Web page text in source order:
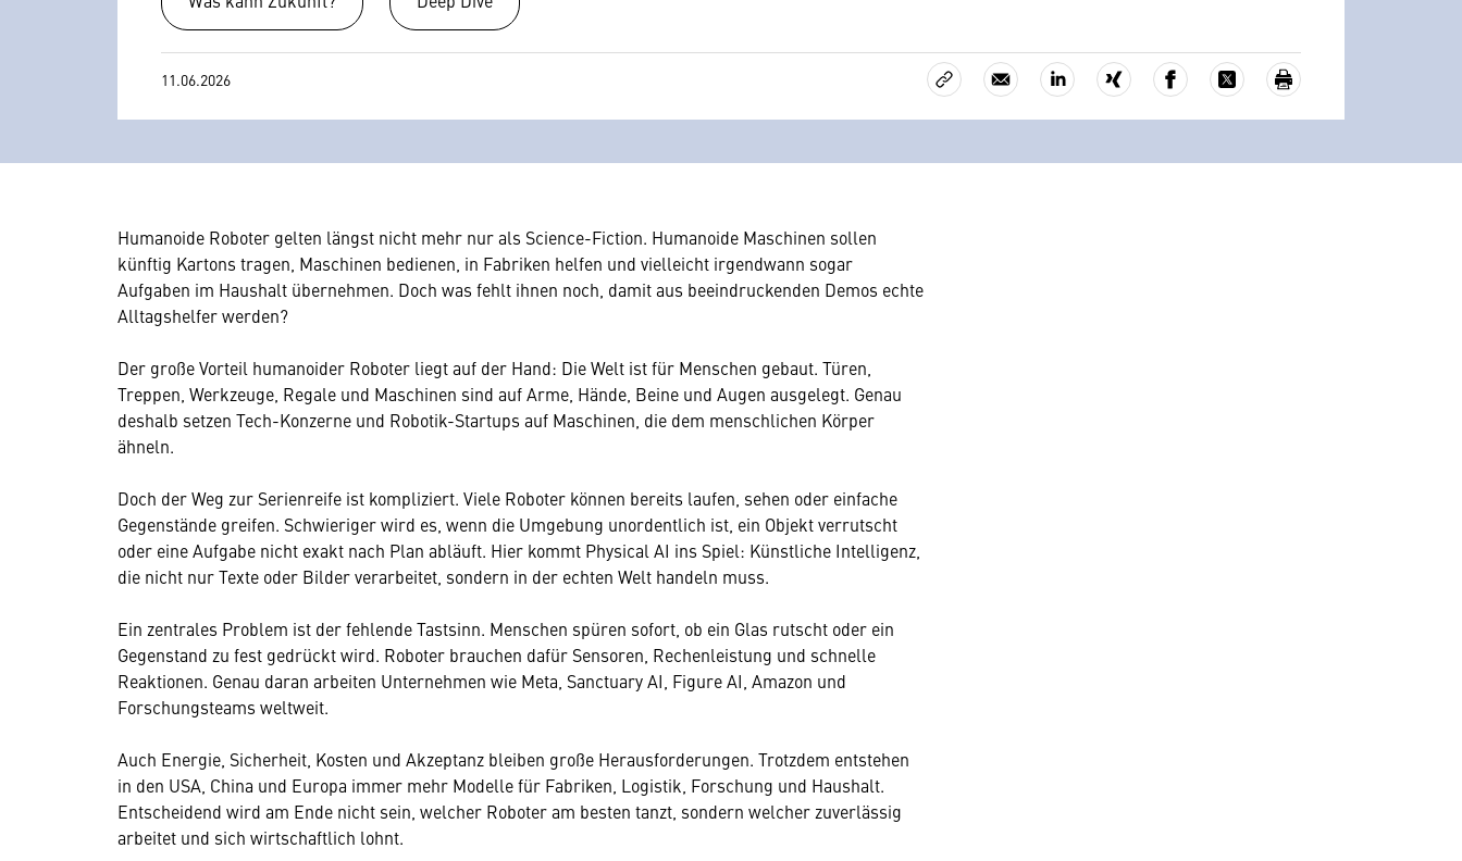
11.06.2026
Humanoide Roboter gelten längst nicht mehr nur als Science-Fiction. Humanoide Maschinen sollen
künftig Kartons tragen, Maschinen bedienen, in Fabriken helfen und vielleicht irgendwann sogar
Aufgaben im Haushalt übernehmen. Doch was fehlt ihnen noch, damit aus beeindruckenden Demos echte
Alltagshelfer werden?
Der große Vorteil humanoider Roboter liegt auf der Hand: Die Welt ist für Menschen gebaut. Türen,
Treppen, Werkzeuge, Regale und Maschinen sind auf Arme, Hände, Beine und Augen ausgelegt. Genau
deshalb setzen Tech-Konzerne und Robotik-Startups auf Maschinen, die dem menschlichen Körper
ähneln.
Doch der Weg zur Serienreife ist kompliziert. Viele Roboter können bereits laufen, sehen oder einfache
Gegenstände greifen. Schwieriger wird es, wenn die Umgebung unordentlich ist, ein Objekt verrutscht
oder eine Aufgabe nicht exakt nach Plan abläuft. Hier kommt Physical AI ins Spiel: Künstliche Intelligenz,
die nicht nur Texte oder Bilder verarbeitet, sondern in der echten Welt handeln muss.
Ein zentrales Problem ist der fehlende Tastsinn. Menschen spüren sofort, ob ein Glas rutscht oder ein
Gegenstand zu fest gedrückt wird. Roboter brauchen dafür Sensoren, Rechenleistung und schnelle
Reaktionen. Genau daran arbeiten Unternehmen wie Meta, Sanctuary AI, Figure AI, Amazon und
Forschungsteams weltweit.
Auch Energie, Sicherheit, Kosten und Akzeptanz bleiben große Herausforderungen. Trotzdem entstehen
in den USA, China und Europa immer mehr Modelle für Fabriken, Logistik, Forschung und Haushalt.
Entscheidend wird am Ende nicht sein, welcher Roboter am besten tanzt, sondern welcher zuverlässig
arbeitet und sich wirtschaftlich lohnt.